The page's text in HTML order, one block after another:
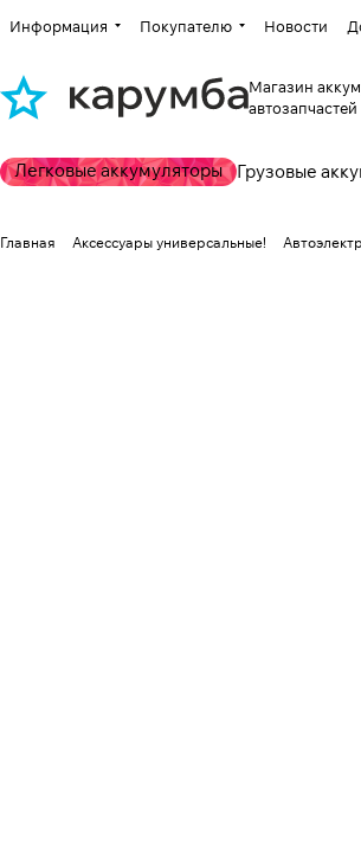
Информация Покупателю Новости
Магазин
автозапчастей
Легковые аккумуляторы Грузовые
Главная Аксессуары универсальные!